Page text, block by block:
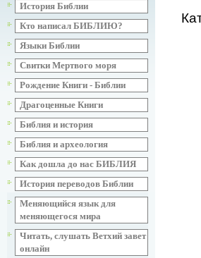
История Библии
Кто написал БИБЛИЮ?
Языки Библии
Свитки Мертвого моря
Рождение Книги - Библии
Драгоценные Книги
Библия и история
Библия и археология
Как дошла до нас БИБЛИЯ
История переводов Библии
Меняющийся язык для
меняющегося мира
Читать, слушать Ветхий завет
онлайн